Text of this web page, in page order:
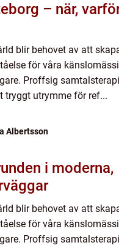
– när,
blir behovet av att
för våra
Proffsig
tryggt utrymme för ref...
Albertsson
blir behovet av att
för våra
Proffsig